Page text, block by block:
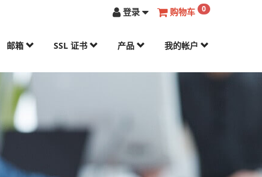
登录 购物车 0
邮箱 SSL 证书 产品 我的帐户